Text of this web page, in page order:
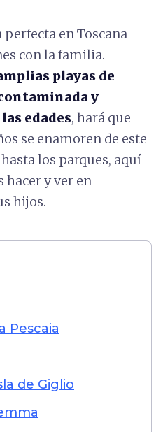
en Toscana
con la familia.
playas de
y
edades, hará que
se enamoren de este
los parques, aquí
hacer y ver en
hijos.
Pescaia
de Giglio